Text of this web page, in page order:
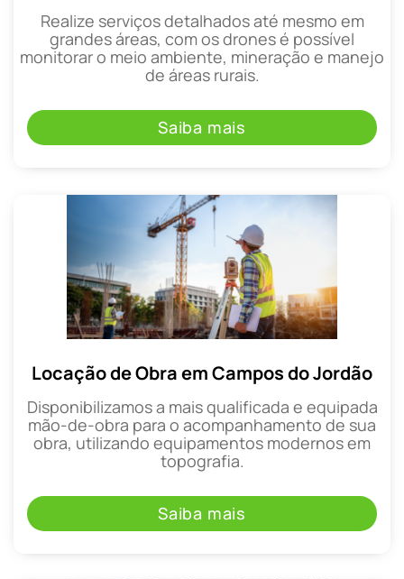
Realize serviços detalhados até mesmo em
grandes áreas, com os drones é possível
monitorar o meio ambiente, mineração e manejo
de áreas rurais.
Saiba mais
Locação de Obra em Campos do Jordão
Disponibilizamos a mais qualificada e equipada
mão-de-obra para o acompanhamento de sua
obra, utilizando equipamentos modernos em
topografia.
Saiba mais